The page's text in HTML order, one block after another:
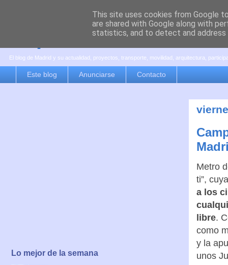
es por madrid
El blog de Madrid y su actualidad, proyectos, transporte, movilidad, arquitectura,
Este blog Anunciarse Contacto
Metro
ti”,
a los
libre.
como
y la
unos
Lo mejor de la semana
This site uses cookies from Google
are shared with Google along with
statistics, and to detect and address